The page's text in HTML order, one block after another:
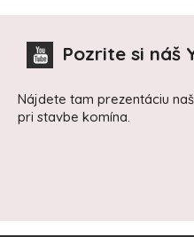
Pozrite si náš
Nájdete tam prezentáciu
pri stavbe komína.